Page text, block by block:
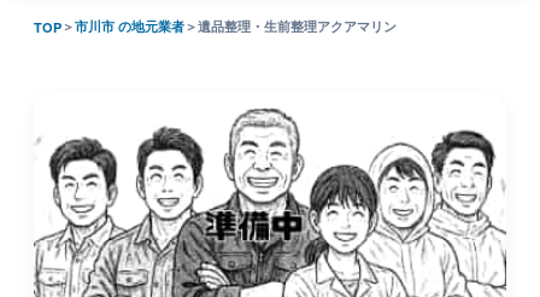
TOP＞市川市 の地元業者＞遺品整理・生前整理アクアマリン